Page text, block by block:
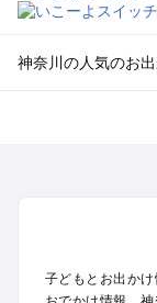
神奈川の人気のお
小田原・熱海・湯
町田・相模原・愛
新横浜・港北エリ
子どもとお出か